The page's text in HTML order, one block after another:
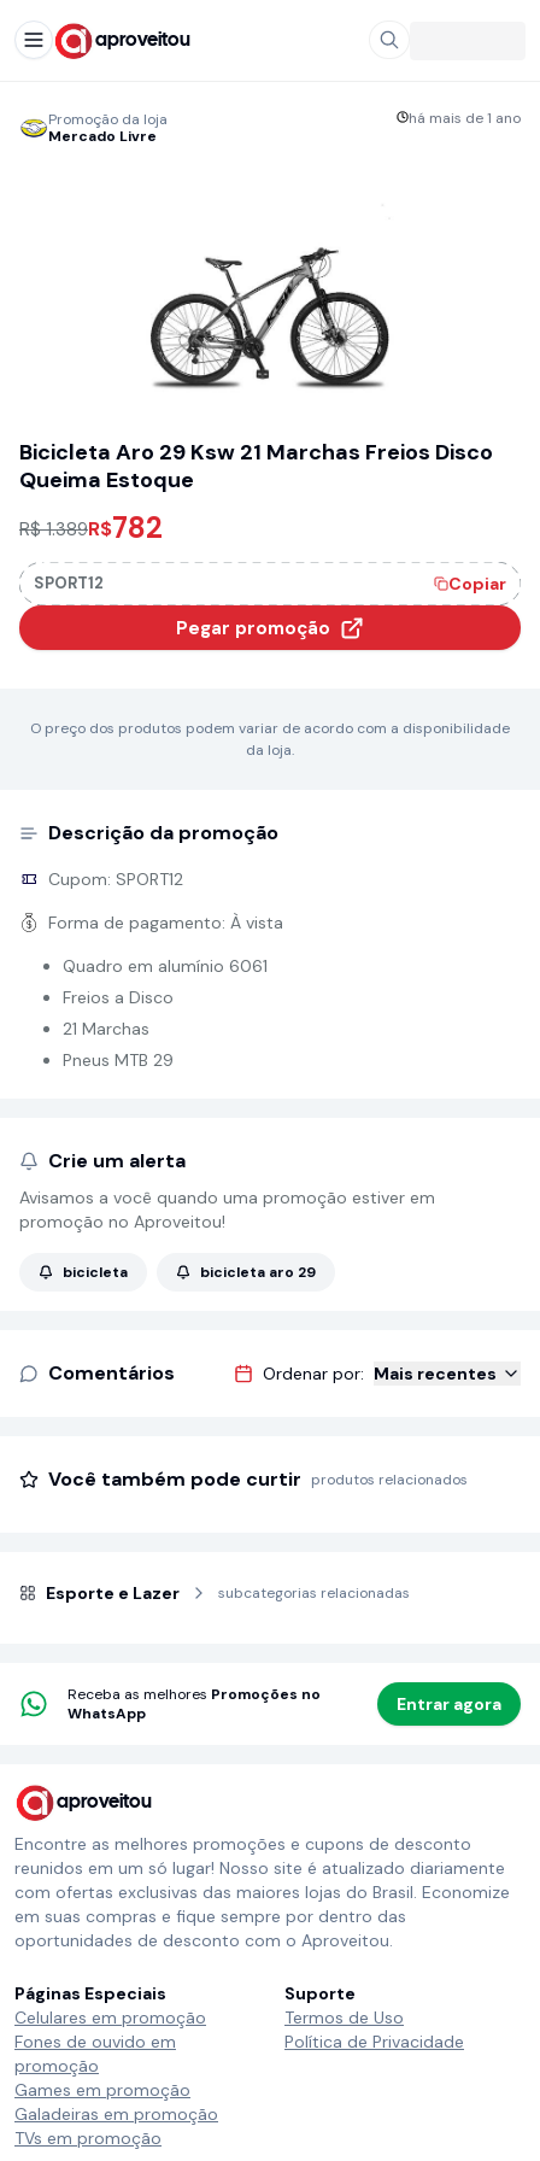
aproveitou
Promoção da loja
Mercado Livre
há mais de 1 ano
Bicicleta Aro 29 Ksw 21 Marchas Freios Disco
Queima Estoque
R$ 1.389R$782
SPORT12 Copiar
Pegar promoção
O preço dos produtos podem variar de acordo com a disponibilidade
da loja.
Descrição da promoção
Cupom: SPORT12
Forma de pagamento: À vista
Quadro em alumínio 6061
Freios a Disco
21 Marchas
Pneus MTB 29
Crie um alerta
Avisamos a você quando uma promoção estiver em
promoção no Aproveitou!
bicicleta bicicleta aro 29
Comentários Ordenar por: Mais recentes
Você também pode curtir produtos relacionados
Esporte e Lazer subcategorias relacionadas
Receba as melhores Promoções no
WhatsApp
Entrar agora
aproveitou
Encontre as melhores promoções e cupons de desconto
reunidos em um só lugar! Nosso site é atualizado diariamente
com ofertas exclusivas das maiores lojas do Brasil. Economize
em suas compras e fique sempre por dentro das
oportunidades de desconto com o Aproveitou.
Páginas Especiais
Celulares em promoção
Fones de ouvido em
promoção
Games em promoção
Galadeiras em promoção
TVs em promoção
Suporte
Termos de Uso
Política de Privacidade